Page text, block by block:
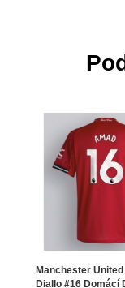
Manchester United
Diallo #16 Domácí